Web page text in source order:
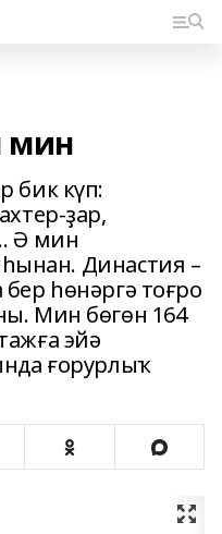
мин
бик күп:
ҙар,
Ә мин
Династия –
һөнәргә тоғро
Мин бөгөн 164
эйә
ғорурлыҡ